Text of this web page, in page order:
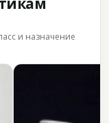
и назначение